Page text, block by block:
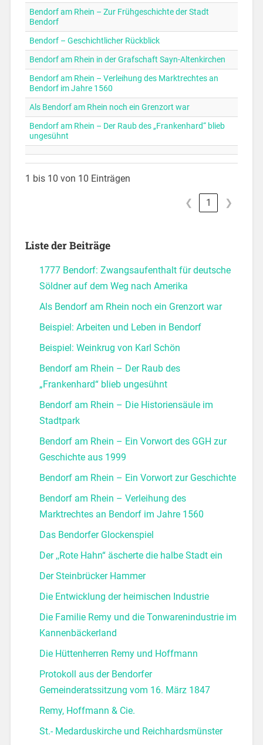
Bendorf am Rhein – Zur Frühgeschichte der Stadt
Bendorf
Bendorf – Geschichtlicher Rückblick
Bendorf am Rhein in der Grafschaft Sayn-Altenkirchen
Bendorf am Rhein – Verleihung des Marktrechtes an
Bendorf im Jahre 1560
Als Bendorf am Rhein noch ein Grenzort war
Bendorf am Rhein – Der Raub des „Frankenhard“ blieb
ungesühnt
1 bis 10 von 10 Einträgen
❮ 1 ❯
Liste der Beiträge
1777 Bendorf: Zwangsaufenthalt für deutsche
Söldner auf dem Weg nach Amerika
Als Bendorf am Rhein noch ein Grenzort war
Beispiel: Arbeiten und Leben in Bendorf
Beispiel: Weinkrug von Karl Schön
Bendorf am Rhein – Der Raub des
„Frankenhard“ blieb ungesühnt
Bendorf am Rhein – Die Historiensäule im
Stadtpark
Bendorf am Rhein – Ein Vorwort des GGH zur
Geschichte aus 1999
Bendorf am Rhein – Ein Vorwort zur Geschichte
Bendorf am Rhein – Verleihung des
Marktrechtes an Bendorf im Jahre 1560
Das Bendorfer Glockenspiel
Der ,,Rote Hahn“ äscherte die halbe Stadt ein
Der Steinbrücker Hammer
Die Entwicklung der heimischen Industrie
Die Familie Remy und die Tonwarenindustrie im
Kannenbäckerland
Die Hüttenherren Remy und Hoffmann
Protokoll aus der Bendorfer
Gemeinderatssitzung vom 16. März 1847
Remy, Hoffmann & Cie.
St.- Medarduskirche und Reichhardsmünster